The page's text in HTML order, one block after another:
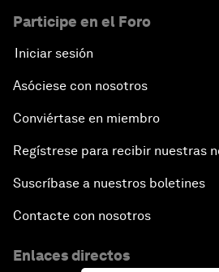
Participe en el Foro
Iniciar sesión
Asóciese con nosotros
Conviértase en miembro
Regístrese para recibir nuestras
Suscríbase a nuestros boletines
Contacte con nosotros
Enlaces directos